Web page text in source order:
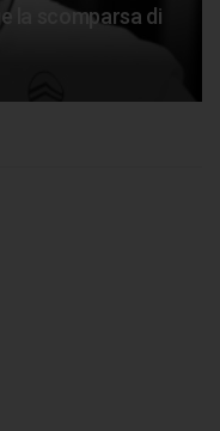
la scomparsa di